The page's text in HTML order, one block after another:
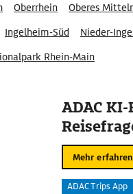
Oberrhein Oberes
Ingelheim-Süd Nieder-
Rhein-Main
ADAC
Mehr erfahren
ADAC Trips App